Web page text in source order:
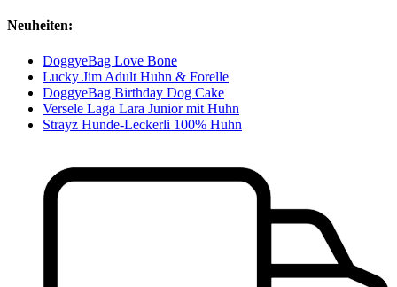
Neuheiten:
DoggyeBag Love Bone
Lucky Jim Adult Huhn & Forelle
DoggyeBag Birthday Dog Cake
Versele Laga Lara Junior mit Huhn
Strayz Hunde-Leckerli 100% Huhn